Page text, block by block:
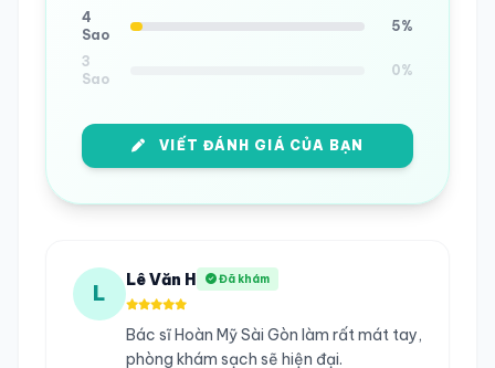
4
Sao
5%
3
Sao
0%
VIẾT ĐÁNH GIÁ CỦA BẠN
L
Lê Văn H Đã khám
Bác sĩ Hoàn Mỹ Sài Gòn làm rất mát tay,
phòng khám sạch sẽ hiện đại.